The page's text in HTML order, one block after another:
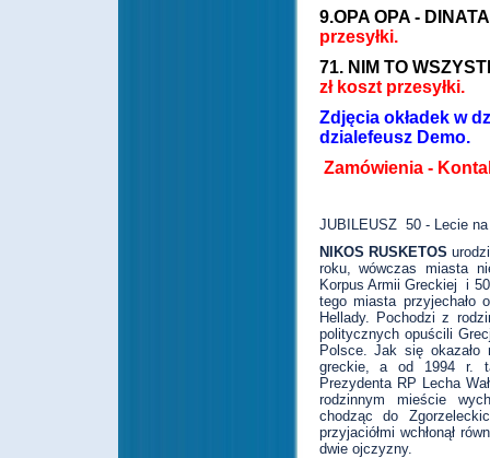
9.OPA OPA -
przesyłki.
71. NIM TO
zł koszt przesyłki.
Zdjęcia okładek w
dzialefeusz Demo.
Zamówienia -
JUBILEUSZ 50 - Lecie
NIKOS RUSKETOS
roku, wówczas miasta
Korpus Armii Greckiej i
tego miasta przyjechało
Hellady. Pochodzi z
politycznych opuścili
Polsce. Jak się
greckie, a od 1994 r.
Prezydenta RP Lecha
rodzinnym mieście
chodząc do
przyjaciółmi wchłonął
dwie ojczyzny.